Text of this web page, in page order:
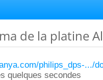
de la platine
philips_dps-.../
quelques secondes